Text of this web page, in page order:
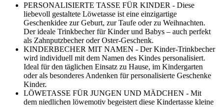
PERSONALISIERTE TASSE FÜR KINDER - Diese
liebevoll gestaltete Löwetasse ist eine einzigartige
Geschenkidee zur Geburt, zur Taufe oder zu Weihnachten.
Der ideale Trinkbecher für Kinder und Babys – auch perfekt
als Zahnputzbecher oder Oster-Geschenk.
KINDERBECHER MIT NAMEN - Der Kinder-Trinkbecher
wird individuell mit dem Namen des Kindes personalisiert.
Ideal für den täglichen Einsatz zu Hause, im Kindergarten
oder als besonderes Andenken für personalisierte Geschenke
Kinder.
LÖWETASSE FÜR JUNGEN UND MÄDCHEN - Mit
dem niedlichen löwemotiv begeistert diese Kindertasse kleine